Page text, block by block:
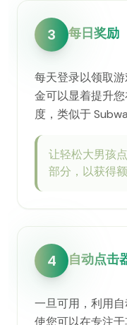
3 每日奖励
每天登录以领取
金可以显着提升
度，类似于
让轻松大男孩
部分，以获得
4 自动点击
一旦可用，利用
使您可以在专注